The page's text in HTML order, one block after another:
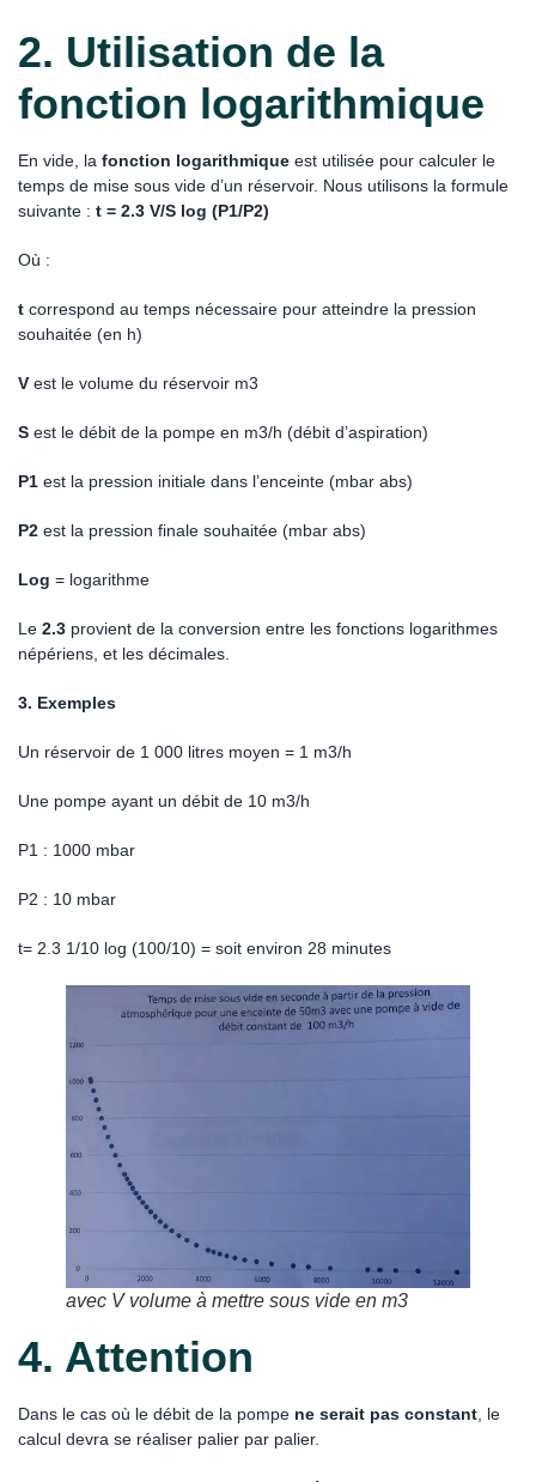
2. Utilisation de la
fonction logarithmique
En vide, la fonction logarithmique est utilisée pour calculer le
temps de mise sous vide d’un réservoir. Nous utilisons la formule
suivante : t = 2.3 V/S log (P1/P2)
Où :
t correspond au temps nécessaire pour atteindre la pression
souhaitée (en h)
V est le volume du réservoir m3
S est le débit de la pompe en m3/h (débit d’aspiration)
P1 est la pression initiale dans l’enceinte (mbar abs)
P2 est la pression finale souhaitée (mbar abs)
Log = logarithme
Le 2.3 provient de la conversion entre les fonctions logarithmes
népériens, et les décimales.
3. Exemples
Un réservoir de 1 000 litres moyen = 1 m3/h
Une pompe ayant un débit de 10 m3/h
P1 : 1000 mbar
P2 : 10 mbar
t= 2.3 1/10 log (100/10) = soit environ 28 minutes
avec V volume à mettre sous vide en m3
4. Attention
Dans le cas où le débit de la pompe ne serait pas constant , le
calcul devra se réaliser palier par palier.